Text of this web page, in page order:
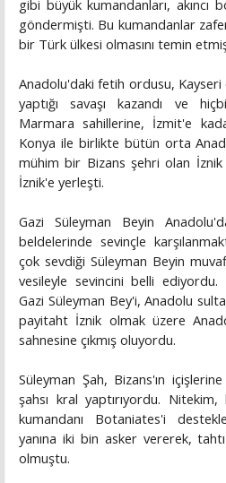
gibi büyük kumandanları, akıncı
göndermişti. Bu kumandanlar
bir Türk ülkesi olmasını temin
Anadolu'daki fetih ordusu, Kayseri
yaptığı savaşı kazandı ve
Marmara sahillerine, İzmit'e
Konya ile birlikte bütün orta
mühim bir Bizans şehri olan
İznik'e yerleşti.
Gazi Süleyman Beyin
beldelerinde sevinçle
çok sevdiği Süleyman Beyin
vesileyle sevincini belli ediyordu.
Gazi Süleyman Bey'i, Anadolu
payitaht İznik olmak üzere
sahnesine çıkmış oluyordu.
Süleyman Şah, Bizans'ın
şahsı kral yaptırıyordu. Nitekim,
kumandanı Botaniates'i
yanına iki bin asker vererek,
olmuştu.